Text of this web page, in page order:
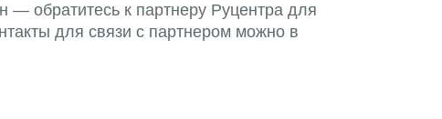
— обратитесь к партнеру Руцентра для
для связи с партнером можно в